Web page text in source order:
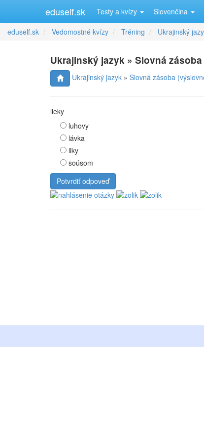
eduself.sk Testy a kvízy Slovenčina
eduself.sk Vedomostné kvízy Tréning Ukrajinský
Ukrajinský jazyk » Slovná
Ukrajinský jazyk » Slovná zásoba
lieky
luhovy
lávka
liky
soúsom
Potvrdiť odpoveď